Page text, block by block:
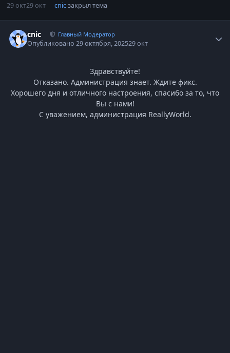
29 окт29 окт cnicзакрыл тема
cnic Главный Модератор
Опубликовано29 октября, 202529 окт
Здравствуйте!
Отказано. Администрация знает. Ждите фикс.
Хорошего дня и отличного настроения, спасибо за то, что
Вы с нами!
С уважением, администрация ReallyWorld.